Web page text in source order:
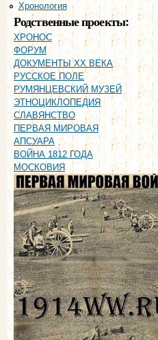
Хронология
Родственные проекты:
ХРОНОС
ФОРУМ
ДОКУМЕНТЫ XX ВЕКА
РУССКОЕ ПОЛЕ
РУМЯНЦЕВСКИЙ МУЗЕЙ
ЭТНОЦИКЛОПЕДИЯ
СЛАВЯНСТВО
ПЕРВАЯ МИРОВАЯ
АПСУАРА
ВОЙНА 1812 ГОДА
МОСКОВИЯ